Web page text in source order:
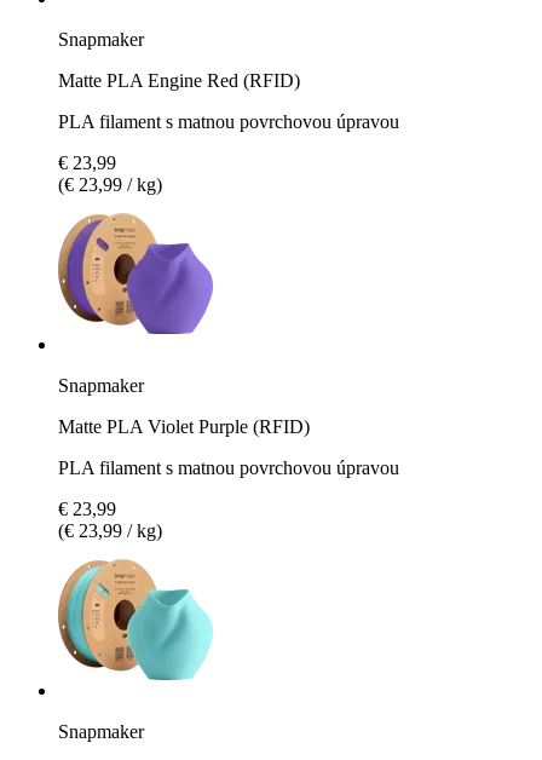
Snapmaker
Matte PLA Engine Red (RFID)
PLA filament s matnou povrchovou úpravou
€ 23,99
(€ 23,99 / kg)
Snapmaker
Matte PLA Violet Purple (RFID)
PLA filament s matnou povrchovou úpravou
€ 23,99
(€ 23,99 / kg)
Snapmaker